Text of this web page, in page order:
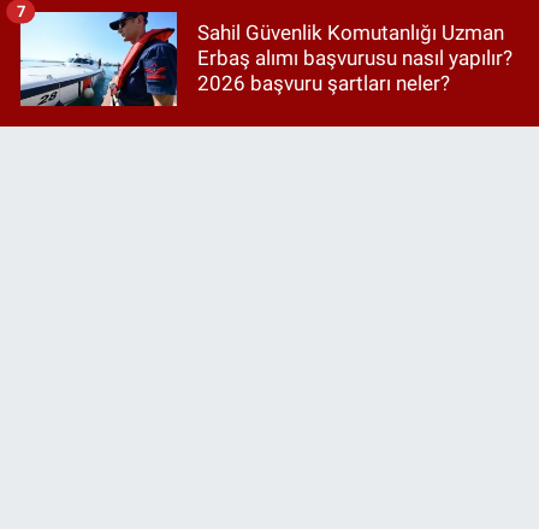
Sahil Güvenlik Komutanlığı Uzman
Erbaş alımı başvurusu nasıl yapılır?
2026 başvuru şartları neler?
7